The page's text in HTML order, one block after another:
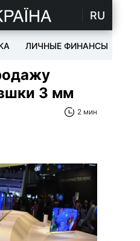
RU
ЛИЧНЫЕ ФИНАНСЫ
3 мм
2 мин